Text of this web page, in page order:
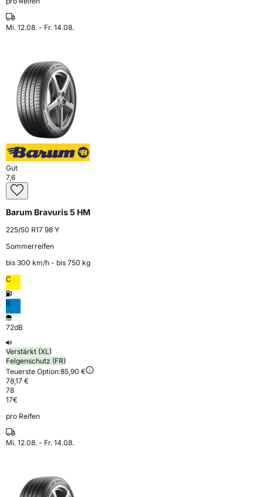
Mi. 12.08. - Fr. 14.08.
Gut
7,6
Barum Bravuris 5 HM
225/50 R17 98 Y
Sommerreifen
bis 300 km⁠/⁠h - bis 750 kg
C
B
72dB
Verstärkt (XL)
Felgenschutz (FR)
Teuerste Option:85,90 €
78,17 €
78
17€
pro Reifen
Mi. 12.08. - Fr. 14.08.